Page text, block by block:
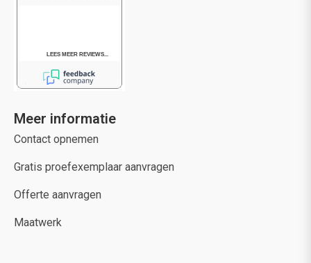
Meer informatie
Contact opnemen
Gratis proefexemplaar aanvragen
Offerte aanvragen
Maatwerk